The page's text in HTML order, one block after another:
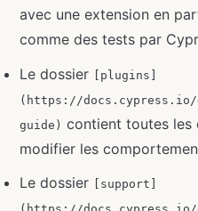
avec une extension en
comme des tests par
Le dossier [plugins]
(https://
guide) contient toutes les
modifier les
Le dossier
[support]